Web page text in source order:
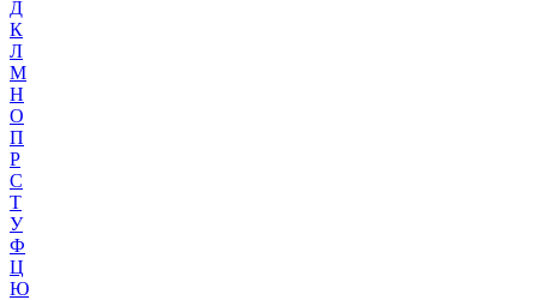
Д
К
Л
М
Н
О
П
Р
С
Т
У
Ф
Ц
Ю